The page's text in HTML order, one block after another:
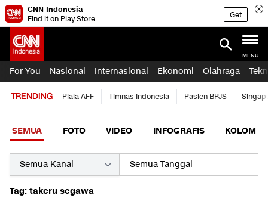
CNN Indonesia
Find it on Play Store
Get
MENU
For You Nasional Internasional Ekonomi Olahraga
TRENDING Piala AFF Timnas Indonesia Pasien BPJS
SEMUA FOTO VIDEO INFOGRAFIS KOLOM
Tag: takeru segawa